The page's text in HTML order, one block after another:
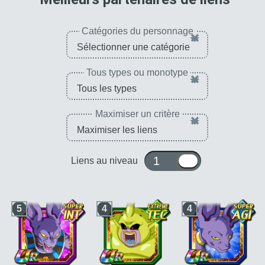
Catégories du personnage×
Tous types ou monotype ×
Maximiser un critère ×
Liens au niveau 1 ou 10
5 4 4